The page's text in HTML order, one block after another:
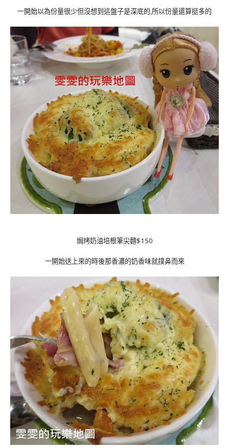
一開始以為份量很少但沒想到這盤子是深底的,所以份量還算挺多的
焗烤奶油培根筆尖麵$150
一開始送上來的時後那香濃的奶香味就撲鼻而來